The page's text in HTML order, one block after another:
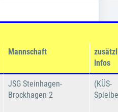
Mannschaft
Infos
JSG Steinhagen-
Brockhagen 2
(KÜS-